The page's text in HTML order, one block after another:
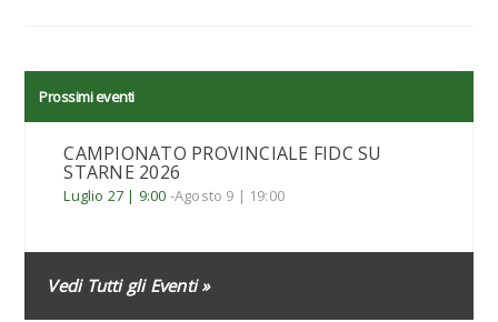
Prossimi eventi
CAMPIONATO PROVINCIALE FIDC SU
STARNE 2026
Luglio 27 | 9:00 -Agosto 9 | 19:00
Vedi Tutti gli Eventi »